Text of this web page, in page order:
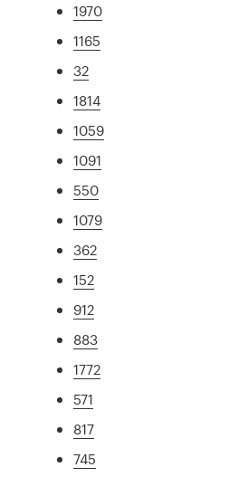
1970
1165
32
1814
1059
1091
550
1079
362
152
912
883
1772
571
817
745